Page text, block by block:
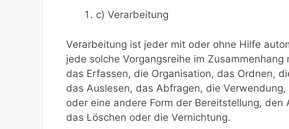
c) Verarbeitung
Verarbeitung ist jeder mit oder ohne Hilfe
jede solche Vorgangsreihe im
das Erfassen, die Organisation, das Ordnen,
das Auslesen, das Abfragen, die
oder eine andere Form der Bereitstellung,
das Löschen oder die Vernichtung.